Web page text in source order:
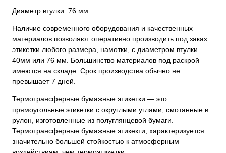
Диаметр втулки: 76 мм
Наличие современного оборудования и качественных
материалов позволяют оперативно производить под заказ
этикетки любого размера, намотки, с диаметром втулки
40мм или 76 мм. Большинство материалов под раскрой
имеются на складе. Срок производства обычно не
превышает 7 дней.
Термотрансферные бумажные этикетки — это
прямоугольные этикетки с округлыми углами, смотанные в
рулон, изготовленные из полуглянцевой бумаги.
Термотрансферные бумажные этикекти, характеризуется
значительно большей стойкостью к атмосферным